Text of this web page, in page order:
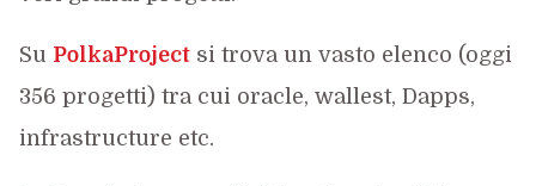
Su PolkaProjectsi trova un vasto elenco (oggi
356 progetti) tra cui oracle, wallest, Dapps,
infrastructure etc.